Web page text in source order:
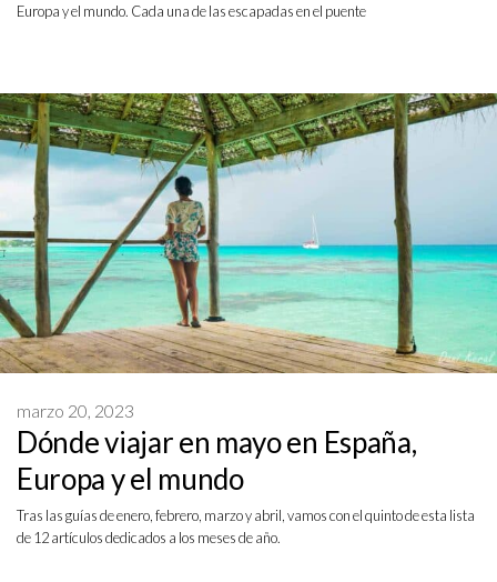
Europa y el mundo. Cada una de las escapadas en el puente
Dónde viajar en mayo en España,
Europa y el mundo
marzo 20, 2023
Tras las guías de enero, febrero, marzo y abril, vamos con el quinto de esta lista
de 12 artículos dedicados a los meses de año.